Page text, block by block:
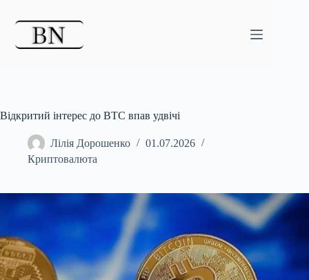
Відкритий інтерес до BTC впав удвічі
Лілія Дорошенко
01.07.2026
Криптовалюта